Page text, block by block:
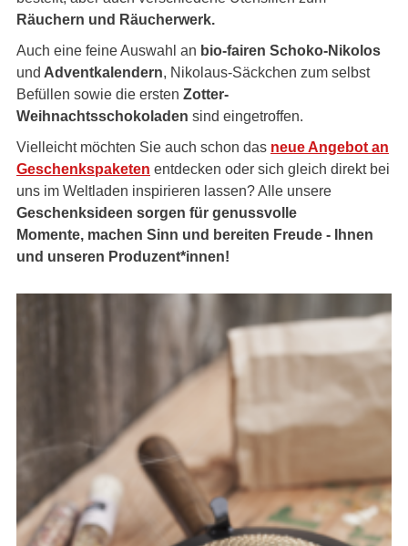
Räuchern und Räucherwerk.
Auch eine feine Auswahl an bio-fairen Schoko-Nikolos
und Adventkalendern, Nikolaus-Säckchen zum selbst
Befüllen sowie die ersten Zotter-
Weihnachtsschokoladen sind eingetroffen.
Vielleicht möchten Sie auch schon das neue Angebot an
Geschenkspaketen entdecken oder sich gleich direkt bei
uns im Weltladen inspirieren lassen? Alle unsere
Geschenksideen sorgen für genussvolle
Momente, machen Sinn und bereiten Freude - Ihnen
und unseren Produzent*innen!